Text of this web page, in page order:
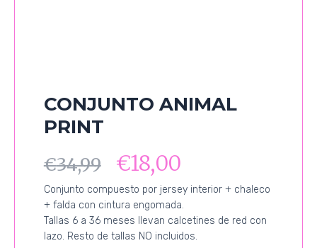
CONJUNTO ANIMAL
PRINT
€34,99 €18,00
Conjunto compuesto por jersey interior + chaleco
+ falda con cintura engomada.
Tallas 6 a 36 meses llevan calcetines de red con
lazo. Resto de tallas NO incluidos.